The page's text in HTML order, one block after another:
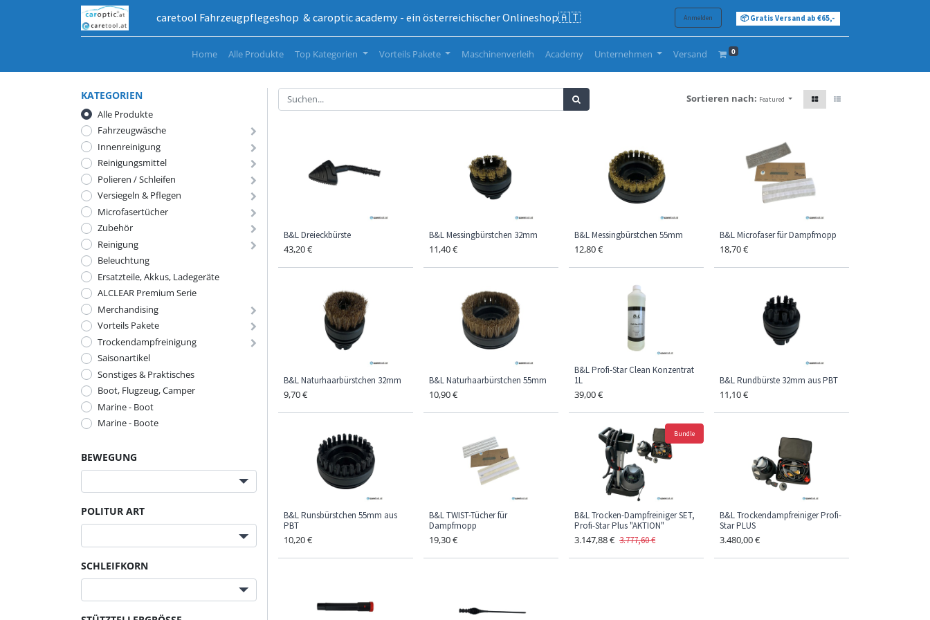
caretool Fahrzeugpflegeshop & caroptic academy - ein österreichischer Onlineshop🇦🇹 Anmelden 📦 Gratis Versand ab €65,-
Home Alle Produkte Top Kategorien Vorteils Pakete Maschinenverleih Academy Unternehmen Versand 0
KATEGORIEN
Alle Produkte
Fahrzeugwäsche
Innenreinigung
Reinigungsmittel
Polieren / Schleifen
Versiegeln & Pflegen
Microfasertücher
Zubehör
Reinigung
Beleuchtung
Ersatzteile, Akkus, Ladegeräte
ALCLEAR Premium Serie
Merchandising
Vorteils Pakete
Trockendampfreinigung
Saisonartikel
Sonstiges & Praktisches
Boot, Flugzeug, Camper
Marine - Boot
Marine - Boote
BEWEGUNG
POLITUR ART
SCHLEIFKORN
Sortieren nach: Featured
B&L Dreieckbürste
43,20€
B&L Messingbürstchen 32mm
11,40€
B&L Messingbürstchen 55mm
12,80€
B&L Microfaser für Dampfmopp
18,70€
B&L Naturhaarbürstchen 32mm
9,70€
B&L Naturhaarbürstchen 55mm
10,90€
B&L Profi-Star Clean Konzentrat
1L
39,00€
B&L Rundbürste 32mm aus PBT
11,10€
B&L Runsbürstchen 55mm aus
PBT
10,20€
B&L TWIST-Tücher für
Dampfmopp
19,30€
Bundle
B&L Trocken-Dampfreiniger SET,
Profi-Star Plus "AKTION"
3.147,88€ 3.777,60€
B&L Trockendampfreiniger Profi-
Star PLUS
3.480,00€